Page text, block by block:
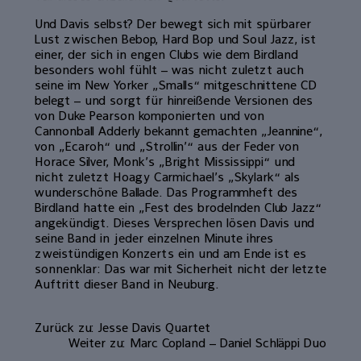
Und Davis selbst? Der bewegt sich mit spürbarer
Lust zwischen Bebop, Hard Bop und Soul Jazz, ist
einer, der sich in engen Clubs wie dem Birdland
besonders wohl fühlt – was nicht zuletzt auch
seine im New Yorker „Smalls“ mitgeschnittene CD
belegt – und sorgt für hinreißende Versionen des
von Duke Pearson komponierten und von
Cannonball Adderly bekannt gemachten „Jeannine“,
von „Ecaroh“ und „Strollin’“ aus der Feder von
Horace Silver, Monk’s „Bright Mississippi“ und
nicht zuletzt Hoagy Carmichael’s „Skylark“ als
wunderschöne Ballade. Das Programmheft des
Birdland hatte ein „Fest des brodelnden Club Jazz“
angekündigt. Dieses Versprechen lösen Davis und
seine Band in jeder einzelnen Minute ihres
zweistündigen Konzerts ein und am Ende ist es
sonnenklar: Das war mit Sicherheit nicht der letzte
Auftritt dieser Band in Neuburg.
Zurück zu: Jesse Davis Quartet
Weiter zu: Marc Copland – Daniel Schläppi Duo